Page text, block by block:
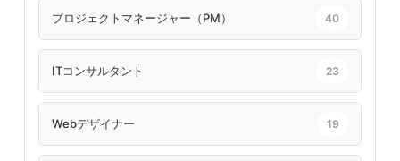
プロジェクトマネージャー（PM） 40
ITコンサルタント 23
Webデザイナー 19